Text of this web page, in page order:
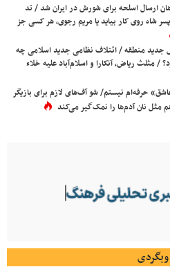
ارسال اسلحه برای شورش در ایران شد / تد
شاه روی کار بیاید یا مریم رجوی، هر کسی جز
جدید منطقه / ائتلاف نظامی جدید اسلامی چه
/ مثلث ریاض، آنکارا و اسلام‌آباد علیه خلاء
حرفه‌ام نیستم/ شو آف‌های لازم برای بازیگر
مثل نان آدم‌ها را نمک‌گیر می‌کند
وبگردی